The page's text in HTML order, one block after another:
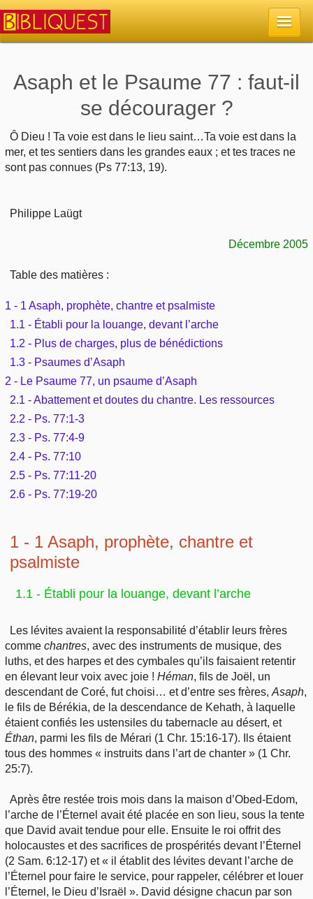
Retour à l'accueil
Sujets d'actualité
Outils
Paramètres
La Bible
Écoutez la Bible
Études et commentaires par passage
Versets Classés
Lecture Journalière
Sujets
L'Évangile, le Salut
Mort, résurrection
L'Église, l'Assemblée
Prophétie
Sanctification
Mariage, famille
Études et commentaires par passage
Personnages bibliques
Édification
Commentaires journaliers
Rechercher dans le site
Sujets de A à Z
Ouvrages de A à Z
Auteurs de A à Z
Rechercher dans la Bible
Études et commentaires par passage
Aperçus Livres de la Bible
Autres FAQ
Asaph et le Psaume 77 : faut-il
se décourager ?
Ô Dieu ! Ta voie est dans le lieu saint…Ta voie est dans la
mer, et tes sentiers dans les grandes eaux ; et tes traces ne
sont pas connues (Ps 77:13, 19).
Philippe Laügt
Décembre 2005
Table des matières :
1 - 1 Asaph, prophète, chantre et psalmiste
1.1 - Établi pour la louange, devant l’arche
1.2 - Plus de charges, plus de bénédictions
1.3 - Psaumes d’Asaph
2 - Le Psaume 77, un psaume d’Asaph
2.1 - Abattement et doutes du chantre. Les ressources
2.2 - Ps. 77:1-3
2.3 - Ps. 77:4-9
2.4 - Ps. 77:10
2.5 - Ps. 77:11-20
2.6 - Ps. 77:19-20
1 - 1 Asaph, prophète, chantre et
psalmiste
1.1 - Établi pour la louange, devant l’arche
Les lévites avaient la responsabilité d’établir leurs frères
comme chantres, avec des instruments de musique, des
luths, et des harpes et des cymbales qu’ils faisaient retentir
en élevant leur voix avec joie ! Héman, fils de Joël, un
descendant de Coré, fut choisi… et d’entre ses frères, Asaph,
le fils de Bérékia, de la descendance de Kehath, à laquelle
étaient confiés les ustensiles du tabernacle au désert, et
Éthan, parmi les fils de Mérari (1 Chr. 15:16-17). Ils étaient
tous des hommes « instruits dans l’art de chanter » (1 Chr.
25:7).
Après être restée trois mois dans la maison d’Obed-Edom,
l’arche de l’Éternel avait été placée en son lieu, sous la tente
que David avait tendue pour elle. Ensuite le roi offrit des
holocaustes et des sacrifices de prospérités devant l’Éternel
(2 Sam. 6:12-17) et « il établit des lévites devant l’arche de
l’Éternel pour faire le service, pour rappeler, célébrer et louer
l’Éternel, le Dieu d’Israël ». David désigne chacun par son